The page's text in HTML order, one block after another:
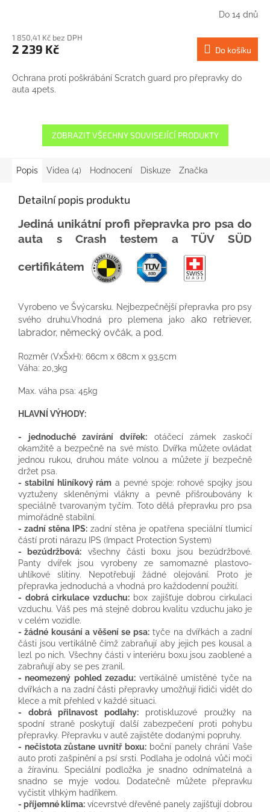
Do 14 dnů
1 850,41 Kč bez DPH
2 239 Kč Do košíku
Ochrana proti poškrábání Scratch guard pro přepravky do
auta 4pets.
ZOBRAZIT VŠECHNY SOUVISEJÍCÍ PRODUKTY
Popis Videa (4) Hodnocení Diskuze Značka
Detailní popis produktu
Jediná unikátní profi přepravka pro psa do
auta
s Crash testem a TÜV SÜD
certifikátem
Vyrobeno ve Švýcarsku. Nejbezpečnější přepravka pro psy
svého druhu.Vhodná pro plemena jako ako retriever,
labrador, německý ovčák, a pod.
Rozměr (VxŠxH): 66cm x 68cm x 93,5cm
Váha: 20,3kg
Max. váha psa: 45kg
HLAVNÍ VÝHODY:
- jednoduché zavírání dvířek: otáčecí zámek zaskočí
okamžitě a bezpečně na své místo. Dvířka můžete ovládat
jednou rukou, druhou máte volnou a můžete jí bezpečně
držet psa.
- stabilní hliníkový rám a pevné spoje: rohové spojky jsou
vyztuženy skleněnými vlákny a pevně přišroubovány k
speciálně tvarovaným tyčím. Toto dělá přepravku pro psa
mimořádně stabilní.
- zadní stěna IPS: zadní stěna je opatřena speciální tlumicí
částí proti nárazu IPS (Impact Protection System)
- bezúdržbová: všechny části boxu jsou bezúdržbové.
Panty dvířek jsou vyrobeny ze samomazné plastovo-
uhlíkové slitiny. Nepotřebují žádné olejování. Proto je
přepravka jednoduchá a vhodná pro každodenní použití.
- dobrá cirkulace vzduchu:box zajišťuje dobrou cirkulaci
vzduchu. Váš pes má stejně dobrou kvalitu vzduchu jako je
v celém vozidle.
- žádné kousání a věšení se psa:tyče na dvířkách a zadní
části jsou vertikálně čímž zabraňují aby jejich pes kousal a
lezl po nich. Všechny části v interiéru boxu jsou zaoblené a
zabraňují aby se pes zranil.
- neomezený pohled zezadu:vertikálně umístěné tyče na
dvířkách a na zadní části přepravky umožňují řidiči vidět do
klece a mít přehled v každé situaci.
- dobrá přilnavost podlahy:protiskluzové proužky na
spodní straně poskytují další zabezpečení proti pohybu
přepravky. Přepravku v autě zajistěte dodanými popruhy.
- nečistota zůstane uvnitř boxu:boční panely chrání Vaše
auto proti zašpinění a psí srsti. Podlaha je odolná vůči moči
a žíravinu. Speciální podložka je snadno odnímatelná a
snadno se myje vodou. Dodatečně můžete přepravku
vyčistit vlhkým hadříkem.
- příjemné klima: vícevrstvé dřevěné panely zajišťují dobrou